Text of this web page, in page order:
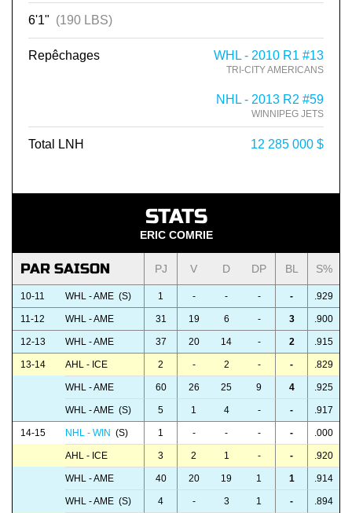
6'1" (190 LBS)
Repêchages WHL - 2010 R1 #13
TRI-CITY AMERICANS
NHL - 2013 R2 #59
WINNIPEG JETS
Total LNH 12 285 000 $
STATS
ERIC COMRIE
PAR SAISON PJ V D DP BL S%
10-11 WHL - AME (S) 1 - - - - .929
11-12 WHL - AME 31 19 6 - 3 .900
12-13 WHL - AME 37 20 14 - 2 .915
13-14 AHL - ICE 2 - 2 - - .829
WHL - AME 60 26 25 9 4 .925
WHL - AME (S) 5 1 4 - - .917
14-15 NHL - WIN (S) 1 - - - - .000
AHL - ICE 3 2 1 - - .920
WHL - AME 40 20 19 1 1 .914
WHL - AME (S) 4 - 3 1 - .894